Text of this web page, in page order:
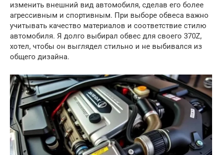
изменить внешний вид автомобиля, сделав его более
агрессивным и спортивным. При выборе обвеса важно
учитывать качество материалов и соответствие стилю
автомобиля. Я долго выбирал обвес для своего 370Z,
хотел, чтобы он выглядел стильно и не выбивался из
общего дизайна.